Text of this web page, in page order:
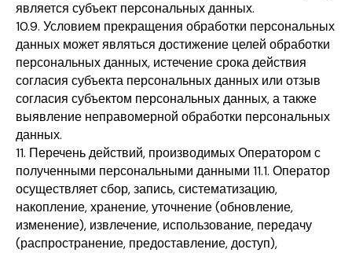
является субъект персональных данных.
10.9. Условием прекращения обработки персональных
данных может являться достижение целей обработки
персональных данных, истечение срока действия
согласия субъекта персональных данных или отзыв
согласия субъектом персональных данных, а также
выявление неправомерной обработки персональных
данных.
11. Перечень действий, производимых Оператором с
полученными персональными данными 11.1. Оператор
осуществляет сбор, запись, систематизацию,
накопление, хранение, уточнение (обновление,
изменение), извлечение, использование, передачу
(распространение, предоставление, доступ),